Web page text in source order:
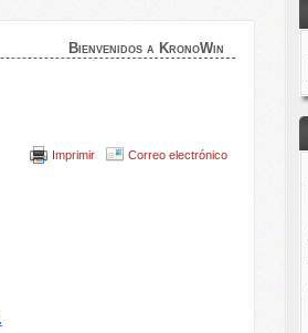
Bienvenidos a KronoWin
Imprimir Correo electrónico